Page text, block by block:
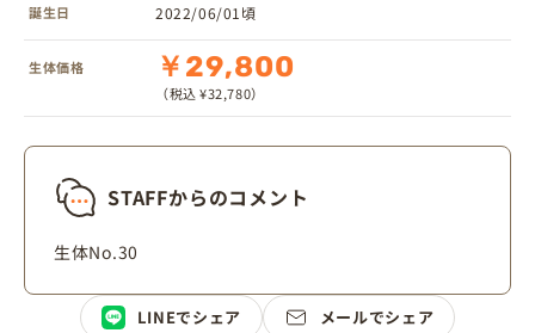
誕生日 2022/06/01頃
生体価格 ￥29,800
（税込 ¥32,780）
STAFFからのコメント
生体No.30
LINEでシェア メールでシェア